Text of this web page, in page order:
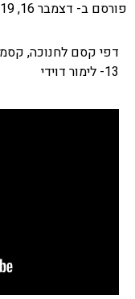
פורסם ב- דצמבר 16, 2019
דפי קסם לחנוכה,
13- לימור דוידי